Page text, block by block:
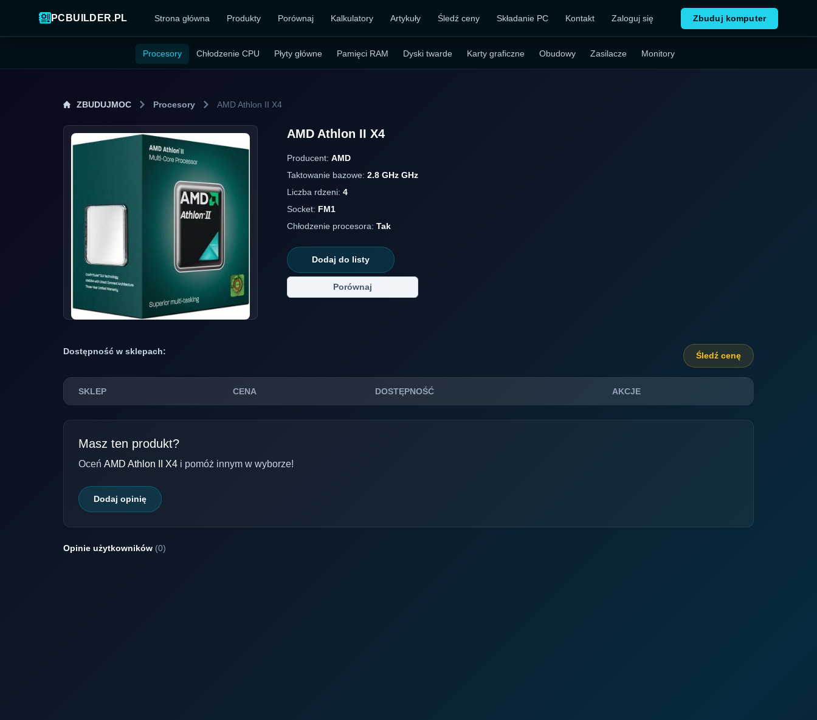
PCBUILDER.PL Strona główna Produkty Porównaj Kalkulatory Artykuły Śledź ceny Składanie PC Kontakt Zaloguj się Zbuduj komputer
Procesory Chłodzenie CPU Płyty główne Pamięci RAM Dyski twarde Karty graficzne Obudowy Zasilacze Monitory
ZBUDUJMOC Procesory AMD Athlon II X4
AMD Athlon II X4
Producent: AMD
Taktowanie bazowe: 2.8 GHz GHz
Liczba rdzeni: 4
Socket: FM1
Chłodzenie procesora: Tak
Dodaj do listy
Porównaj
Dostępność w sklepach: Śledź cenę
SKLEP CENA DOSTĘPNOŚĆ AKCJE
Masz ten produkt?
Oceń AMD Athlon II X4 i pomóż innym w wyborze!
Dodaj opinię
Opinie użytkowników (0)